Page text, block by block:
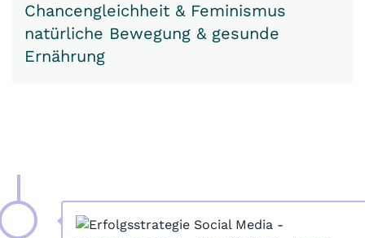
Chancengleichheit & Feminismus
natürliche Bewegung & gesunde
Ernährung